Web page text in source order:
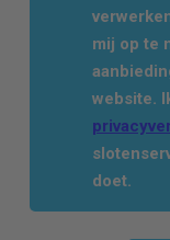
mij op te
website.
doet.